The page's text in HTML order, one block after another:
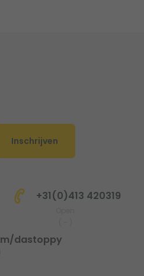
Inschrijven
+31(0)413 420319
dastoppy